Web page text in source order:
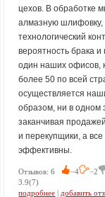
цехов. В обработке
алмазную шлифовку,
технологический
вероятность брака
один наших офисов,
более 50 по всей
осуществляется
образом, ни в одном
заканчивая
и перекупщики, а
эффективны.
Отзывов: 6 −4 −2
3.9(7)
подробнее | добавить